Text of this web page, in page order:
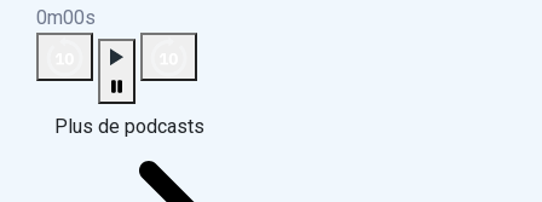
0m00s
Plus de podcasts